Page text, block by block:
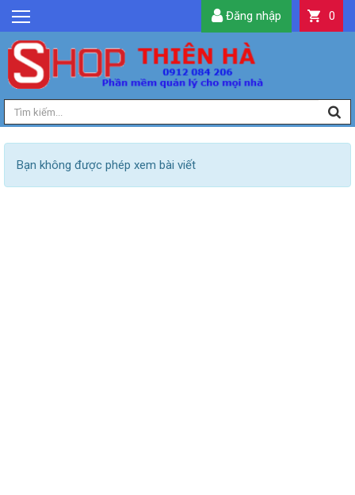
GIỚI THIỆU
TIN TỨC
SẢN PHẨM
DỊCH VỤ
TIỆN ÍCH
0
Đăng nhập
Bạn không được phép xem bài viết